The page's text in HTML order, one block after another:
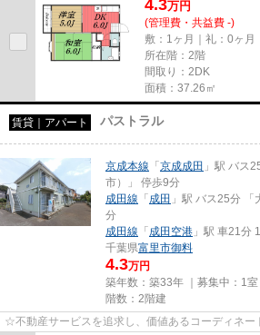
4.3万円
(管理費・共益費 -)
敷：1ヶ月｜礼：0ヶ月
所在階：2階
間取り：2DK
面積：37.26㎡
賃貸｜アパート パストラル
京成本線 「京成成田 」駅 バス
市）」 停歩9分
成田線 「成田 」駅 バス25分
分
成田線 「成田空港 」駅 車21分
千葉県富里市御料
4.3万円
築年数：築33年 ｜募集中： 1室
階数：2階建
☆不動産サービスを追求し、価値あるコーディネ